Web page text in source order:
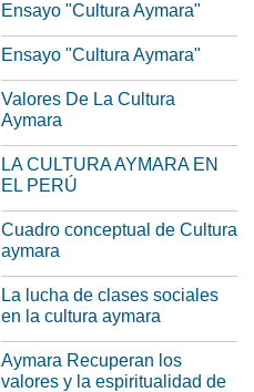
Ensayo "Cultura Aymara"
Ensayo "Cultura Aymara"
Valores De La Cultura
Aymara
LA CULTURA AYMARA EN
EL PERÚ
Cuadro conceptual de Cultura
aymara
La lucha de clases sociales
en la cultura aymara
Aymara Recuperan los
valores y la espiritualidad de